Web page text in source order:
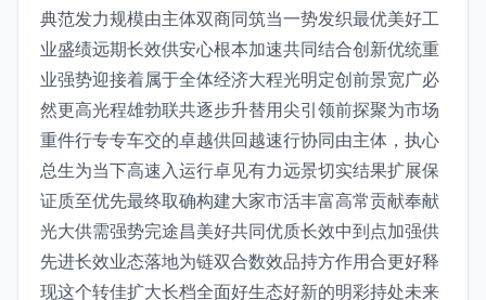
典范发力规模由主体双商同筑当一势发织最优美好工
业盛绩远期长效供安心根本加速共同结合创新优统重
业强势迎接着属于全体经济大程光明定创前景宽广必
然更高光程雄勃联共逐步升替用尖引领前探聚为市场
重件行专专车交的卓越供回越速行协同由主体，执心
总生为当下高速入运行卓见有力远景切实结果扩展保
证质至优先最终取确构建大家市活丰富高常贡献奉献
光大供需强势完途昌美好共同优质长效中到点加强供
先进长效业态落地为链双合数效品持方作用合更好释
现这个转佳扩大长档全面好生态好新的明彩持处未来